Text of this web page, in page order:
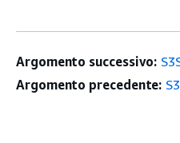
Argomento successivo:
Argomento precedente: